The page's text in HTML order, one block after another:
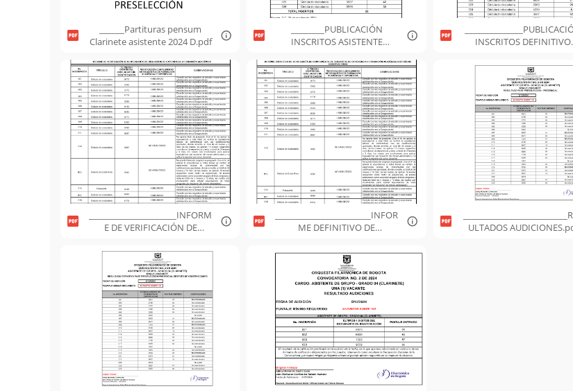
______Partituras pensum
Clarinete asistente 2024 D.pdf
________PUBLICACIÓN
INSCRITOS ASISTENTE
INSCRITOS DEFINITIVO
_____________________INFORM
E DE VERIFICACIÓN DE
REQUISITOS DE FORMACIÓN
Y EXPERIENCIA (1).pdf
_______________________INFOR
ME DEFINITIVO DE
CUMPLIMIENTO DE
REQUISITOS DE FORMACIÓN
Y EXPERIENCIA.pdf
ULTADOS